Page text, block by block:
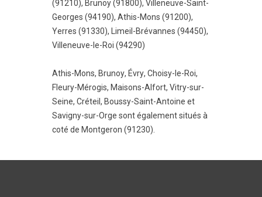
(91210), Brunoy (91800), Villeneuve-Saint-
Georges (94190), Athis-Mons (91200),
Yerres (91330), Limeil-Brévannes (94450),
Villeneuve-le-Roi (94290)
Athis-Mons, Brunoy, Évry, Choisy-le-Roi,
Fleury-Mérogis, Maisons-Alfort, Vitry-sur-
Seine, Créteil , Boussy-Saint-Antoine et
Savigny-sur-Orge sont également situés à
coté de Montgeron (91230).